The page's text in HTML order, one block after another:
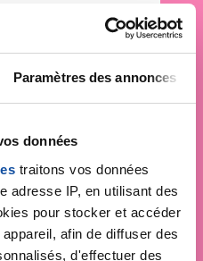
Paramètres des annonces
données
traitons vos données
adresse IP, en utilisant des
pour stocker et accéder
afin de diffuser des
d'effectuer des